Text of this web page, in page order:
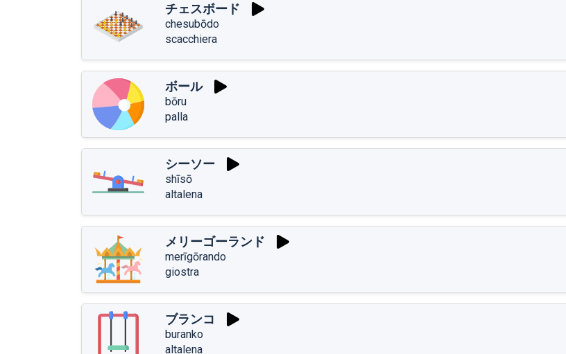
チェスボード
chesubōdo
scacchiera
ボール
bōru
palla
シーソー
shīsō
altalena
メリーゴーランド
merīgōrando
giostra
ブランコ
buranko
altalena